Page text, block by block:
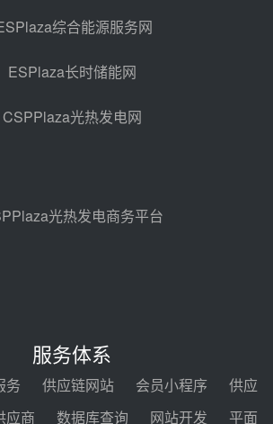
光热示范电站二列蒸汽发生器设备
亚核阀业中标天山北麓100MW光
热发电工程EPC总承包项目熔盐截
止阀、熔盐三偏心蝶阀采购
08-05 17:15
包项目熔盐介质超声波流量计采购
08-05 17:09
电机组灵活性改造项目三元液态盐
采购合同
迪尔化工预中标华能西安热工院
综合能源服务网
ESPlaza长时储能网
CSPPlaza光热发电网
光热发电商务平台
服务体系
务 供应链网站 会员小程序
供应
应商 数据库查询 网站开发 平面